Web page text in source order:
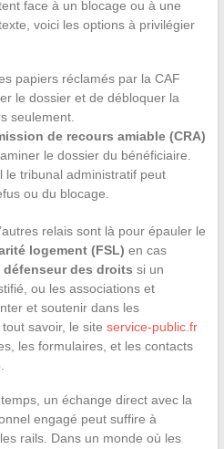
face à un blocage ou à une
voici les options à privilégier
papiers réclamés par la CAF
le dossier et de débloquer la
seulement.
de recours amiable (CRA)
le dossier du bénéficiaire.
le tribunal administratif peut
ou du blocage.
relais sont là pour épauler le
logement (FSL) en cas
défenseur des droits si un
ou les associations et
et soutenir dans les
savoir, le site service-public.fr
les formulaires, et les contacts
un échange direct avec la
engagé peut suffire à
rails. Dans un monde où les